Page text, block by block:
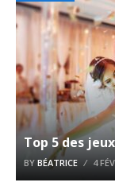
Top 5 des
BY BÉATRICE 4